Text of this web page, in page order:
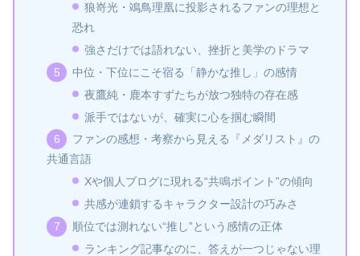
狼嵜光・鴗鳥理凰に投影されるファンの理想と
恐れ
強さだけでは語れない、挫折と美学のドラマ
中位・下位にこそ宿る「静かな推し」の感情
夜鷹純・鹿本すずたちが放つ独特の存在感
派手ではないが、確実に心を掴む瞬間
ファンの感想・考察から見える『メダリスト』の
共通言語
Xや個人ブログに現れる“共鳴ポイント”の傾向
共感が連鎖するキャラクター設計の巧みさ
順位では測れない“推し”という感情の正体
ランキング記事なのに、答えが一つじゃない理